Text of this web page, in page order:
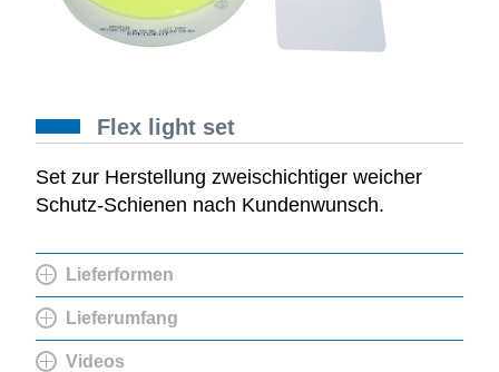
Flex light set
Set zur Herstellung zweischichtiger weicher
Schutz-Schienen nach Kundenwunsch.
Lieferformen
Lieferumfang
Videos